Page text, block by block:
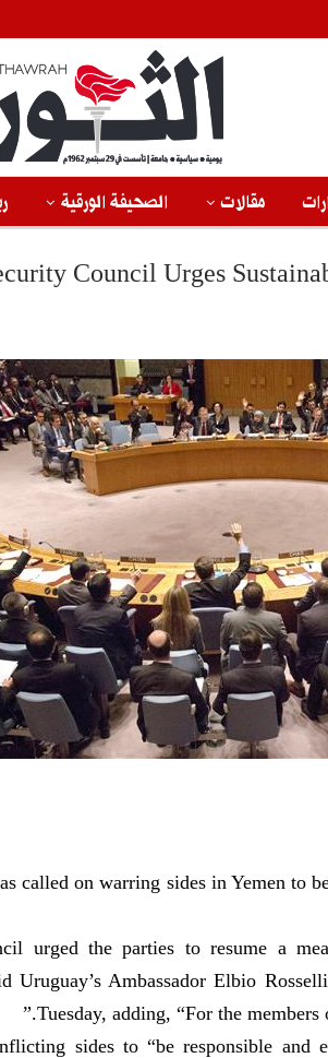
مقالات الصحيفة الورقية
Council Urges
called on warring sides in Yemen to
urged the parties to resume a
Uruguay’s Ambassador Elbio
Tuesday, adding, “For the
sides to “be responsible and